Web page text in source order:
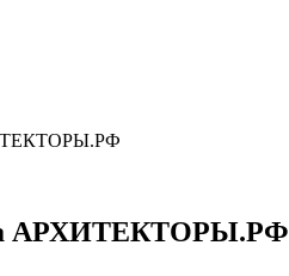
АРХИТЕКТОРЫ.РФ